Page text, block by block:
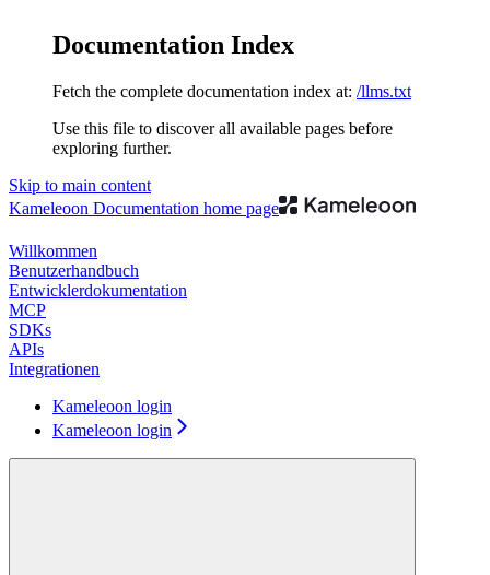
Documentation Index
Fetch the complete documentation index at: /llms.txt
Use this file to discover all available pages before
exploring further.
Skip to main content
Kameleoon Documentation home page
Willkommen
Benutzerhandbuch
Entwicklerdokumentation
MCP
SDKs
APIs
Integrationen
Kameleoon login
Kameleoon login